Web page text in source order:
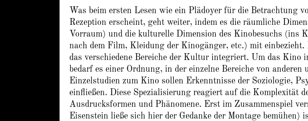
Was beim ersten Lesen wie ein Plädoyer für die Betrachtung
Rezeption erscheint, geht weiter, indem es die räumliche
Vorraum) und die kulturelle Dimension des Kinobesuchs (ins
nach dem Film, Kleidung der Kinogänger, etc.) mit
das verschiedene Bereiche der Kultur integriert. Um das Kino
bedarf es einer Ordnung, in der einzelne Bereiche von anderen
Einzelstudien zum Kino sollen Erkenntnisse der Soziologie,
einfließen. Diese Spezialisierung reagiert auf die Komplexität
Ausdrucksformen und Phänomene. Erst im Zusammenspiel
Eisenstein ließe sich hier der Gedanke der Montage bemühen)